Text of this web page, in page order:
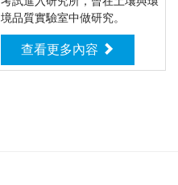
境品質實驗室中做研究。
查看更多內容